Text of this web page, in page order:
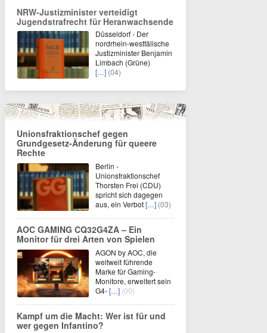
NRW-Justizminister verteidigt
Jugendstrafrecht für Heranwachsende
Düsseldorf - Der
nordrhein-westfälische
Justizminister Benjamin
Limbach (Grüne)
[…] (04)
Unionsfraktionschef gegen
Grundgesetz-Änderung für queere
Rechte
Berlin -
Unionsfraktionschef
Thorsten Frei (CDU)
spricht sich dagegen
aus, ein Verbot[…] (03)
AOC GAMING CQ32G4ZA – Ein
Monitor für drei Arten von Spielen
AGON by AOC, die
weltweit führende
Marke für Gaming-
Monitore, erweitert sein
G4-[…] (00)
Kampf um die Macht: Wer ist für und
wer gegen Infantino?